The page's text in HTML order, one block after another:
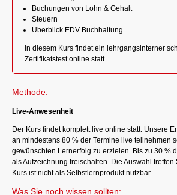
Buchungen von Lohn & Gehalt
Steuern
Überblick EDV Buchhaltung
In diesem Kurs findet ein lehrgangsinterner
Zertifikatstest online statt.
Methode:
Live-Anwesenheit
Der Kurs findet komplett live online statt. Unsere
an mindestens 80 % der Termine live teilnehmen
gewünschten Lernerfolg zu erzielen. Bis zu 30 %
als Aufzeichnung freischalten. Die Auswahl treffen
Kurs ist nicht als Selbstlernprodukt nutzbar.
Was Sie noch wissen sollten: